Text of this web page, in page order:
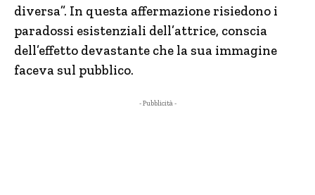
diversa”. In questa affermazione risiedono i
paradossi esistenziali dell’attrice, conscia
dell’effetto devastante che la sua immagine
faceva sul pubblico.
- Pubblicità -